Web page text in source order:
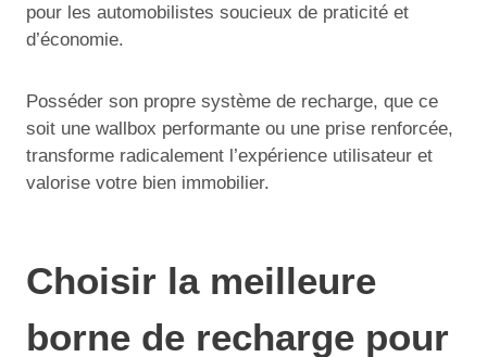
pour les automobilistes soucieux de praticité et
d’économie.
Posséder son propre système de recharge, que ce
soit une wallbox performante ou une prise renforcée,
transforme radicalement l’expérience utilisateur et
valorise votre bien immobilier.
Choisir la meilleure
borne de recharge pour